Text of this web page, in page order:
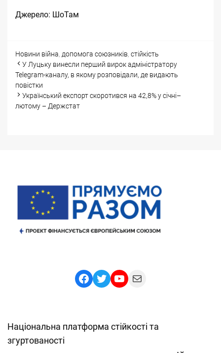
Джерело: ШоТам
Categories
Новини Tags
війна, допомога союзників, стійкість
Post
navigation
У Луцьку винесли перший вирок адміністратору
Telegram-каналу, в якому розповідали, де видають
повістки
Український експорт скоротився на 42,8% у січні–
лютому – Держстат
Facebook
TwitterYouTube
Mail
Національна платформа стійкості та
згуртованості